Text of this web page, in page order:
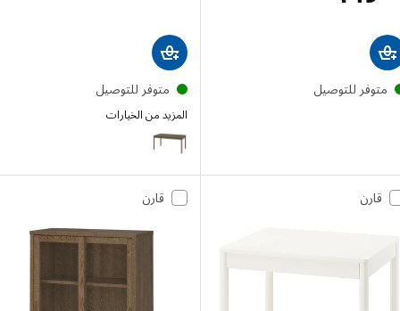
للتوصيل متوفر للتوصيل
المزيد من الخيارات
TONSTAD
قارن قارن